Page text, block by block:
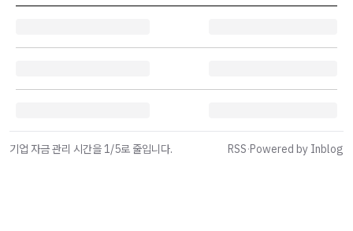
기업 자금 관리 시간을 1/5로 줄입니다. RSS·Powered by Inblog